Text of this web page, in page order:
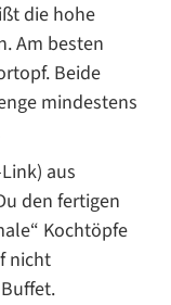
die hohe
Am besten
Beide
mindestens
aus
den fertigen
Kochtöpfe
nicht